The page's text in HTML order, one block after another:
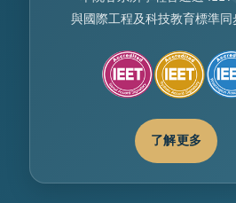
與國際工程及科技教育標準同
了解更多